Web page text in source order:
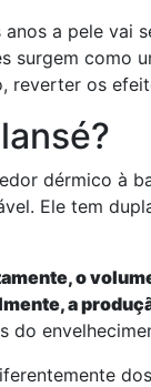
a pele vai
surgem como
reverter os
dérmico à
Ele tem
o
a
do